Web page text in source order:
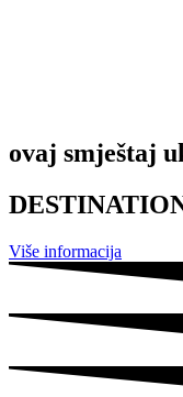
ovaj smještaj
Više informacija